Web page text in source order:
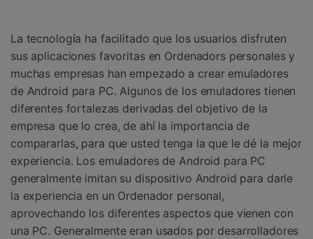
Reparación de Móviles
Protección del Móvil
Encuentra Más Soluciones
Iniciar sesión
La tecnología ha facilitado que los usuarios disfruten
sus aplicaciones favoritas en Ordenadors personales y
muchas empresas han empezado a crear emuladores
de Android para PC. Algunos de los emuladores tienen
diferentes fortalezas derivadas del objetivo de la
empresa que lo crea, de ahí la importancia de
compararlas, para que usted tenga la que le dé la mejor
experiencia. Los emuladores de Android para PC
generalmente imitan su dispositivo Android para darle
la experiencia en un Ordenador personal,
aprovechando los diferentes aspectos que vienen con
una PC. Generalmente eran usados por desarrolladores